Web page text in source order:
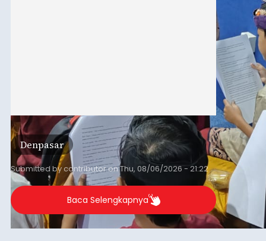
Denpasar
Submitted bycontributoronThu, 08/06/2026 - 21:22
Baca Selengkapnya